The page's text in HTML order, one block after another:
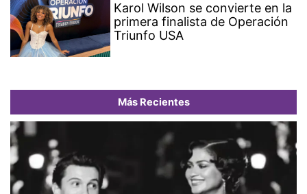
Karol Wilson se convierte en la
primera finalista de Operación
Triunfo USA
Más Recientes